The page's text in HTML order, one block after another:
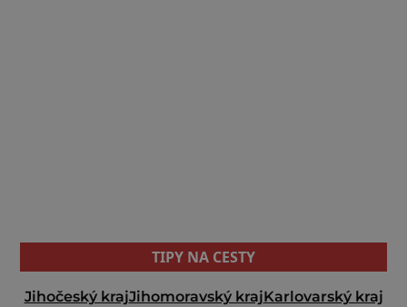
TIPY NA CESTY
Jihočeský krajJihomoravský krajKarlovarský kraj